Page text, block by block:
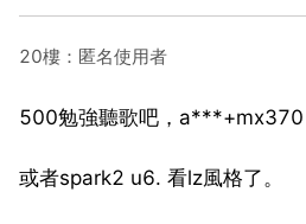
20樓：匿名使用者
500勉強聽歌吧，a***+mx370
或者spark2 u6. 看lz風格了。